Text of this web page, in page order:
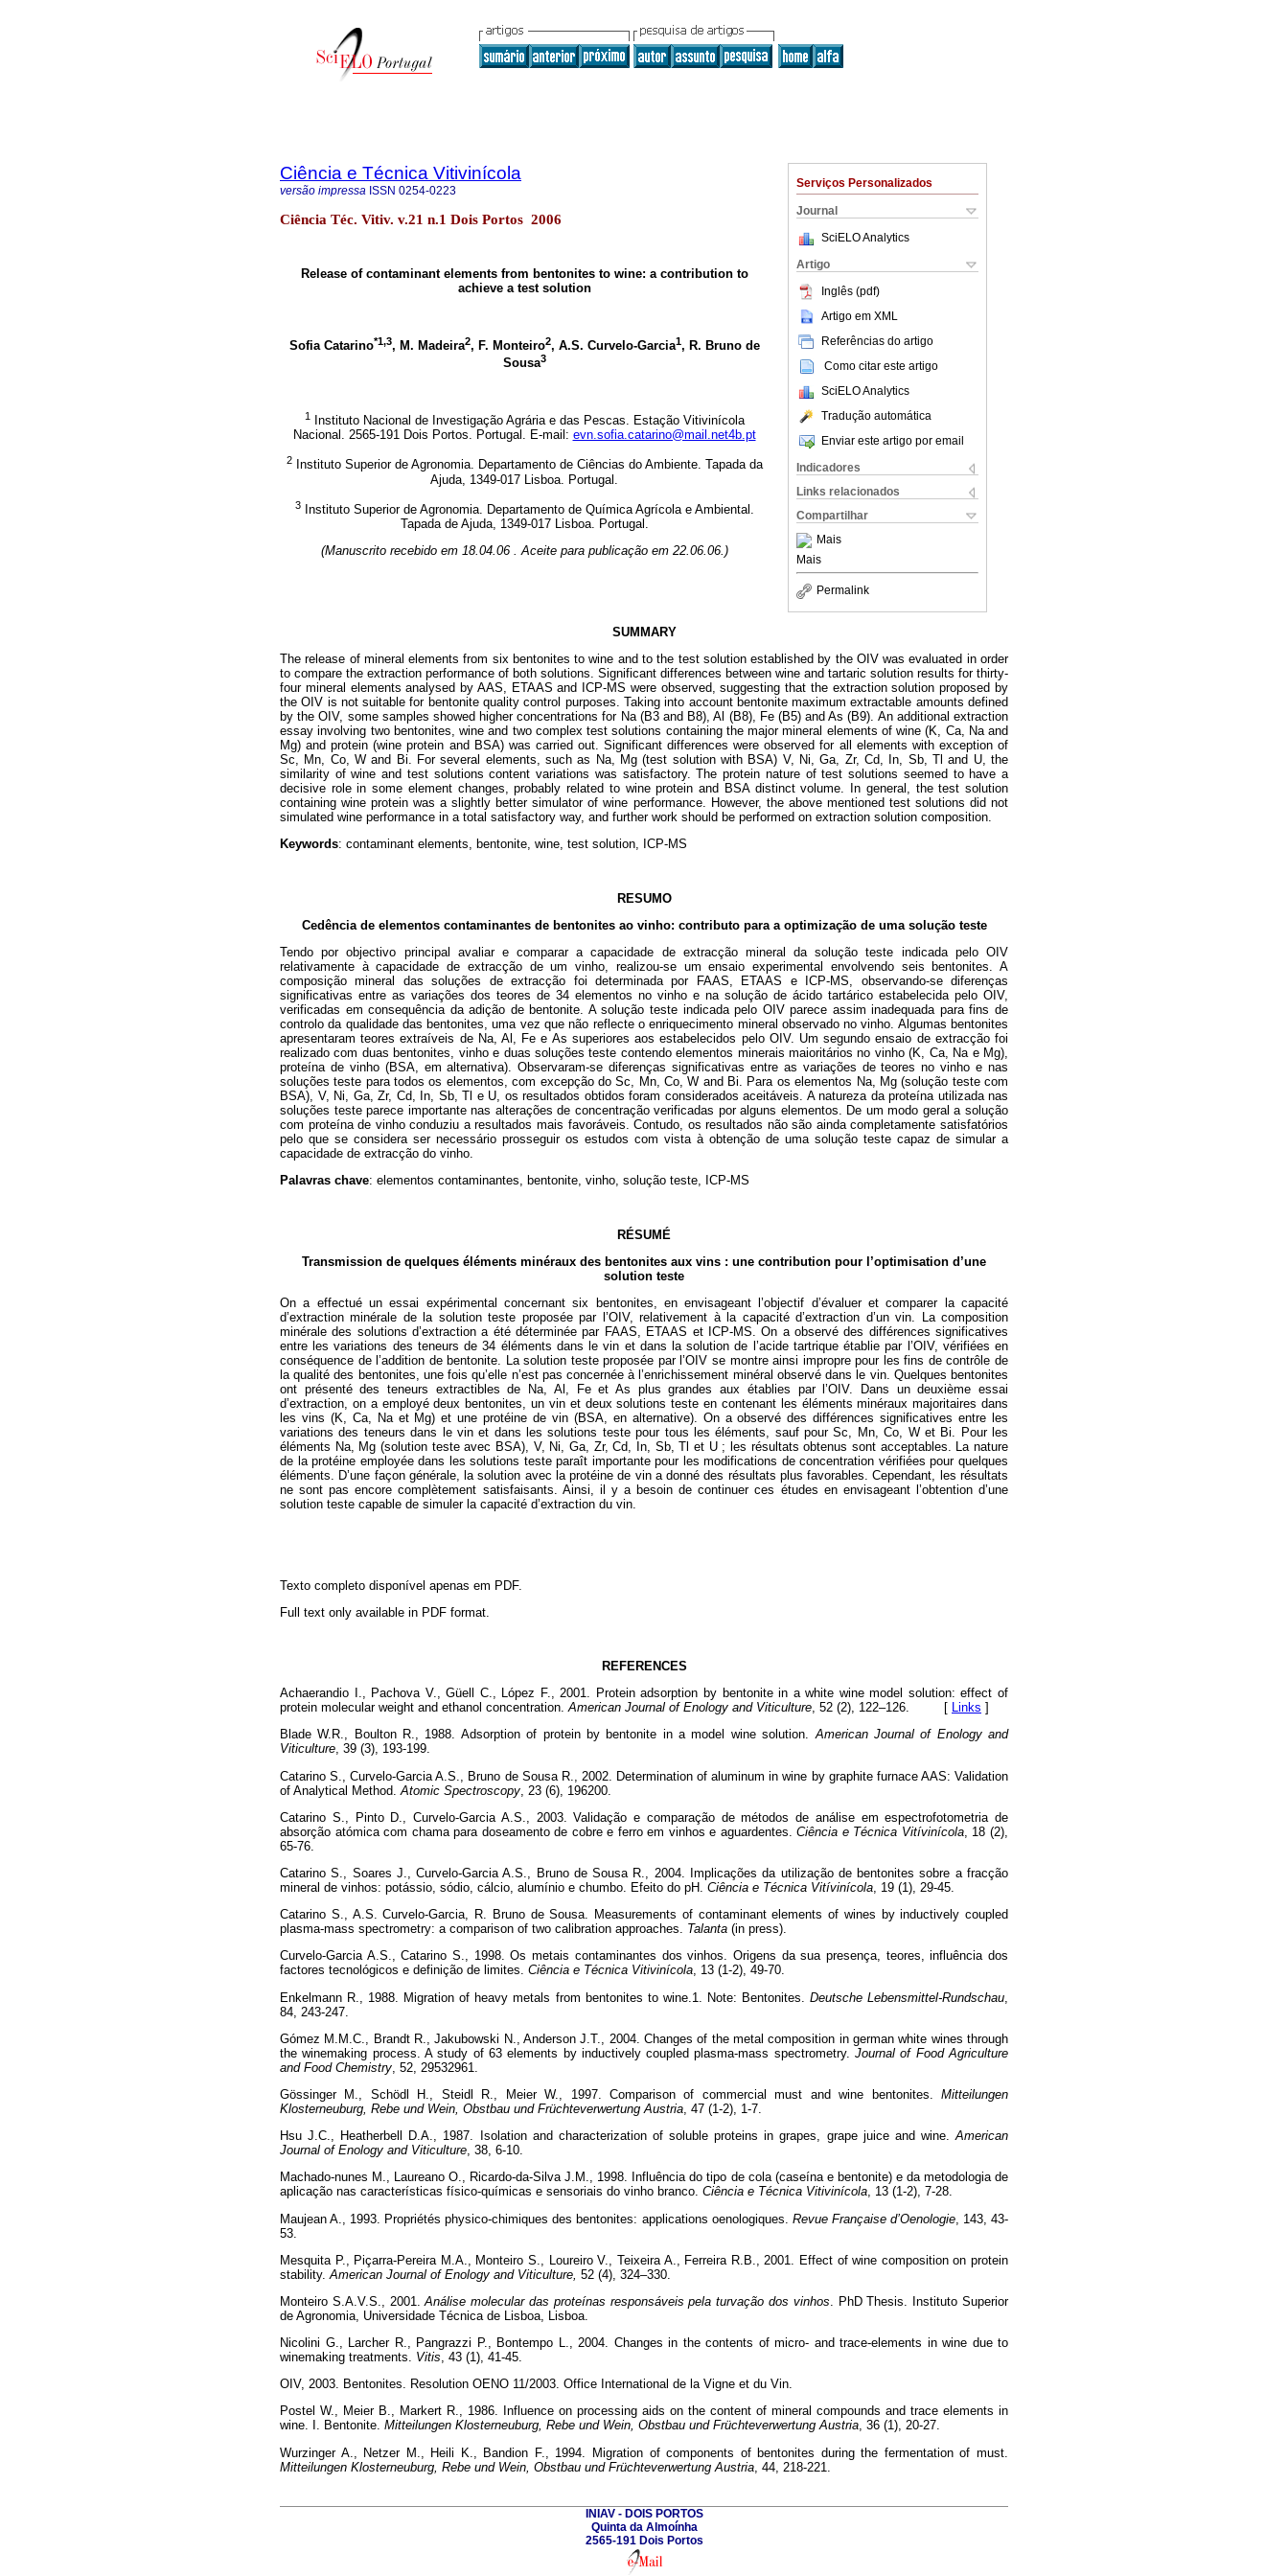
Serviços Personalizados
Journal
SciELO Analytics
Artigo
Inglês (pdf)
Artigo em XML
Referências do artigo
Como citar este artigo
SciELO Analytics
Tradução automática
Enviar este artigo por email
Indicadores
Links relacionados
Compartilhar
Mais
Mais
Permalink
Ciência e Técnica Vitivinícola
versão impressa ISSN 0254-0223
Ciência Téc. Vitiv. v.21 n.1 Dois Portos 2006
Release of contaminant elements from bentonites to wine: a contribution to
achieve a test solution
Sofia Catarino*1,3, M. Madeira2, F. Monteiro2, A.S. Curvelo-Garcia1, R. Bruno de
Sousa3
1Instituto Nacional de Investigação Agrária e das Pescas. Estação Vitivinícola
Nacional. 2565-191 Dois Portos. Portugal. E-mail: evn.sofia.catarino@mail.net4b.pt
2Instituto Superior de Agronomia. Departamento de Ciências do Ambiente. Tapada da
Ajuda, 1349-017 Lisboa. Portugal.
3Instituto Superior de Agronomia. Departamento de Química Agrícola e Ambiental.
Tapada de Ajuda, 1349-017 Lisboa. Portugal.
(Manuscrito recebido em 18.04.06 . Aceite para publicação em 22.06.06.)
SUMMARY
The release of mineral elements from six bentonites to wine and to the test solution established by the OIV was evaluated in order
to compare the extraction performance of both solutions. Significant differences between wine and tartaric solution results for thirty-
four mineral elements analysed by AAS, ETAAS and ICP-MS were observed, suggesting that the extraction solution proposed by
the OIV is not suitable for bentonite quality control purposes. Taking into account bentonite maximum extractable amounts defined
by the OIV, some samples showed higher concentrations for Na (B3 and B8), Al (B8), Fe (B5) and As (B9). An additional extraction
essay involving two bentonites, wine and two complex test solutions containing the major mineral elements of wine (K, Ca, Na and
Mg) and protein (wine protein and BSA) was carried out. Significant differences were observed for all elements with exception of
Sc, Mn, Co, W and Bi. For several elements, such as Na, Mg (test solution with BSA) V, Ni, Ga, Zr, Cd, In, Sb, Tl and U, the
similarity of wine and test solutions content variations was satisfactory. The protein nature of test solutions seemed to have a
decisive role in some element changes, probably related to wine protein and BSA distinct volume. In general, the test solution
containing wine protein was a slightly better simulator of wine performance. However, the above mentioned test solutions did not
simulated wine performance in a total satisfactory way, and further work should be performed on extraction solution composition.
Keywords: contaminant elements, bentonite, wine, test solution, ICP-MS
RESUMO
Cedência de elementos contaminantes de bentonites ao vinho: contributo para a optimização de uma solução teste
Tendo por objectivo principal avaliar e comparar a capacidade de extracção mineral da solução teste indicada pelo OIV
relativamente à capacidade de extracção de um vinho, realizou-se um ensaio experimental envolvendo seis bentonites. A
composição mineral das soluções de extracção foi determinada por FAAS, ETAAS e ICP-MS, observando-se diferenças
significativas entre as variações dos teores de 34 elementos no vinho e na solução de ácido tartárico estabelecida pelo OIV,
verificadas em consequência da adição de bentonite. A solução teste indicada pelo OIV parece assim inadequada para fins de
controlo da qualidade das bentonites, uma vez que não reflecte o enriquecimento mineral observado no vinho. Algumas bentonites
apresentaram teores extraíveis de Na, Al, Fe e As superiores aos estabelecidos pelo OIV. Um segundo ensaio de extracção foi
realizado com duas bentonites, vinho e duas soluções teste contendo elementos minerais maioritários no vinho (K, Ca, Na e Mg),
proteína de vinho (BSA, em alternativa). Observaram-se diferenças significativas entre as variações de teores no vinho e nas
soluções teste para todos os elementos, com excepção do Sc, Mn, Co, W and Bi. Para os elementos Na, Mg (solução teste com
BSA), V, Ni, Ga, Zr, Cd, In, Sb, Tl e U, os resultados obtidos foram considerados aceitáveis. A natureza da proteína utilizada nas
soluções teste parece importante nas alterações de concentração verificadas por alguns elementos. De um modo geral a solução
com proteína de vinho conduziu a resultados mais favoráveis. Contudo, os resultados não são ainda completamente satisfatórios
pelo que se considera ser necessário prosseguir os estudos com vista à obtenção de uma solução teste capaz de simular a
capacidade de extracção do vinho.
Palavras chave: elementos contaminantes, bentonite, vinho, solução teste, ICP-MS
RÉSUMÉ
Transmission de quelques éléments minéraux des bentonites aux vins : une contribution pour l’optimisation d’une
solution teste
On a effectué un essai expérimental concernant six bentonites, en envisageant l’objectif d’évaluer et comparer la capacité
d’extraction minérale de la solution teste proposée par l’OIV, relativement à la capacité d’extraction d’un vin. La composition
minérale des solutions d’extraction a été déterminée par FAAS, ETAAS et ICP-MS. On a observé des différences significatives
entre les variations des teneurs de 34 éléments dans le vin et dans la solution de l’acide tartrique établie par l’OIV, vérifiées en
conséquence de l’addition de bentonite. La solution teste proposée par l’OIV se montre ainsi impropre pour les fins de contrôle de
la qualité des bentonites, une fois qu’elle n’est pas concernée à l’enrichissement minéral observé dans le vin. Quelques bentonites
ont présenté des teneurs extractibles de Na, Al, Fe et As plus grandes aux établies par l’OIV. Dans un deuxième essai
d’extraction, on a employé deux bentonites, un vin et deux solutions teste en contenant les éléments minéraux majoritaires dans
les vins (K, Ca, Na et Mg) et une protéine de vin (BSA, en alternative). On a observé des différences significatives entre les
variations des teneurs dans le vin et dans les solutions teste pour tous les éléments, sauf pour Sc, Mn, Co, W et Bi. Pour les
éléments Na, Mg (solution teste avec BSA), V, Ni, Ga, Zr, Cd, In, Sb, Tl et U ; les résultats obtenus sont acceptables. La nature
de la protéine employée dans les solutions teste paraît importante pour les modifications de concentration vérifiées pour quelques
éléments. D’une façon générale, la solution avec la protéine de vin a donné des résultats plus favorables. Cependant, les résultats
ne sont pas encore complètement satisfaisants. Ainsi, il y a besoin de continuer ces études en envisageant l’obtention d’une
solution teste capable de simuler la capacité d’extraction du vin.
Texto completo disponível apenas em PDF.
Full text only available in PDF format.
REFERENCES
Achaerandio I., Pachova V., Güell C., López F., 2001. Protein adsorption by bentonite in a white wine model solution: effect of
protein molecular weight and ethanol concentration.American Journal of Enology and Viticulture, 52 (2), 122–126. [ Links ]
Blade W.R., Boulton R., 1988. Adsorption of protein by bentonite in a model wine solution.American Journal of Enology and
Viticulture, 39 (3), 193-199.
Catarino S., Curvelo-Garcia A.S., Bruno de Sousa R., 2002. Determination of aluminum in wine by graphite furnace AAS: Validation
of Analytical Method. Atomic Spectroscopy , 23 (6), 196200.
Catarino S., Pinto D., Curvelo-Garcia A.S., 2003. Validação e comparação de métodos de análise em espectrofotometria de
absorção atómica com chama para doseamento de cobre e ferro em vinhos e aguardentes.Ciência e Técnica Vitívinícola, 18 (2),
65-76.
Catarino S., Soares J., Curvelo-Garcia A.S., Bruno de Sousa R., 2004. Implicações da utilização de bentonites sobre a fracção
mineral de vinhos: potássio, sódio, cálcio, alumínio e chumbo. Efeito do pH. Ciência e Técnica Vitívinícola, 19 (1), 29-45.
Catarino S., A.S. Curvelo-Garcia, R. Bruno de Sousa. Measurements of contaminant elements of wines by inductively coupled
plasma-mass spectrometry: a comparison of two calibration approaches. Talanta (in press).
Curvelo-Garcia A.S., Catarino S., 1998. Os metais contaminantes dos vinhos. Origens da sua presença, teores, influência dos
factores tecnológicos e definição de limites. Ciência e Técnica Vitivinícola, 13 (1-2), 49-70.
Enkelmann R., 1988. Migration of heavy metals from bentonites to wine.1. Note: Bentonites. Deutsche Lebensmittel-Rundschau
84, 243-247.
Gómez M.M.C., Brandt R., Jakubowski N., Anderson J.T., 2004. Changes of the metal composition in german white wines through
the winemaking process. A study of 63 elements by inductively coupled plasma-mass spectrometry.Journal of Food Agriculture
and Food Chemistry , 52, 29532961.
Gössinger M., Schödl H., Steidl R., Meier W., 1997. Comparison of commercial must and wine bentonites. Mitteilungen
Klosterneuburg, Rebe und Wein, Obstbau und Früchteverwertung Austria , 47 (1-2), 1-7.
Hsu J.C., Heatherbell D.A., 1987. Isolation and characterization of soluble proteins in grapes, grape juice and wine.American
Journal of Enology and Viticulture, 38, 6-10.
Machado-nunes M., Laureano O., Ricardo-da-Silva J.M., 1998. Influência do tipo de cola (caseína e bentonite) e da metodologia de
aplicação nas características físico-químicas e sensoriais do vinho branco. Ciência e Técnica Vitivinícola, 13 (1-2), 7-28.
Maujean A., 1993. Propriétés physico-chimiques des bentonites: applications oenologiques. Revue Française d’Oenologie, 143, 43-
53.
Mesquita P., Piçarra-Pereira M.A., Monteiro S., Loureiro V., Teixeira A., Ferreira R.B., 2001. Effect of wine composition on protein
stability. American Journal of Enology and Viticulture, 52 (4), 324–330.
Monteiro S.A.V.S., 2001.Análise molecular das proteínas responsáveis pela turvação dos vinhos . PhD Thesis. Instituto Superior
de Agronomia, Universidade Técnica de Lisboa, Lisboa.
Nicolini G., Larcher R., Pangrazzi P., Bontempo L., 2004. Changes in the contents of micro- and trace-elements in wine due to
winemaking treatments. Vitis, 43 (1), 41-45.
OIV, 2003. Bentonites. Resolution OENO 11/2003. Office International de la Vigne et du Vin.
Postel W., Meier B., Markert R., 1986. Influence on processing aids on the content of mineral compounds and trace elements in
wine. I. Bentonite. Mitteilungen Klosterneuburg, Rebe und Wein, Obstbau und Früchteverwertung Austria, 36 (1), 20-27.
Wurzinger A., Netzer M., Heili K., Bandion F., 1994. Migration of components of bentonites during the fermentation of must.
Mitteilungen Klosterneuburg, Rebe und Wein, Obstbau und Früchteverwertung Austria , 44, 218-221.
INIAV - DOIS PORTOS
Quinta da Almoínha
2565-191 Dois Portos